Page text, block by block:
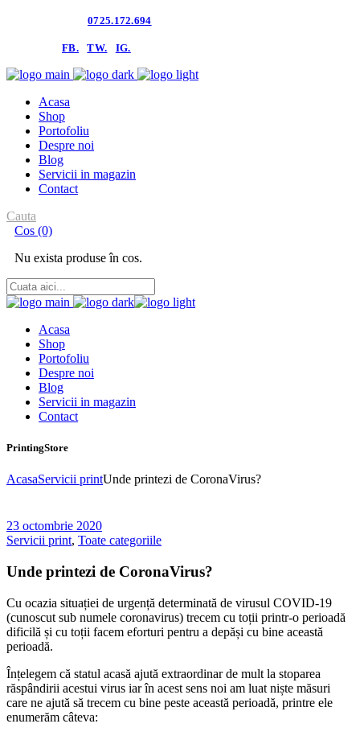
0725.172.694
FB. TW. IG.
Acasa
Shop
Portofoliu
Despre noi
Blog
Servicii in magazin
Contact
Cauta
Cos (0)
Nu exista produse în cos.
Acasa
Shop
Portofoliu
Despre noi
Blog
Servicii in magazin
Contact
PrintingStore
AcasaServicii printUnde printezi de CoronaVirus?
23 octombrie 2020
Servicii print, Toate categoriile
Unde printezi de CoronaVirus?
Cu ocazia situației de urgență determinată de virusul COVID-19
(cunoscut sub numele coronavirus) trecem cu toții printr-o perioadă
dificilă și cu toții facem eforturi pentru a depăși cu bine această
perioadă.
Înțelegem că statul acasă ajută extraordinar de mult la stoparea
răspândirii acestui virus iar în acest sens noi am luat niște măsuri
care ne ajută să trecem cu bine peste această perioadă, printre ele
enumerăm câteva: